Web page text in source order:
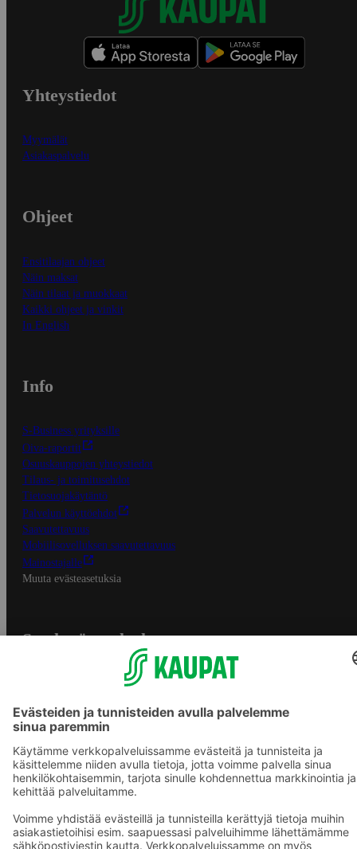
Yhteystiedot
Myymälät
Asiakaspalvelu
Ohjeet
Ensitilaajan ohjeet
Näin maksat
Näin tilaat ja muokkaat
Kaikki ohjeet ja vinkit
In English
Info
S-Business yrityksille
Oiva-raportit
Osuuskauppojen yhteystiedot
Tilaus- ja toimitusehdot
Tietosuojakäytäntö
Palvelun käyttöehdot
Saavutettavuus
Mobiilisovelluksen saavutettavuus
Mainostajalle
Muuta evästeasetuksia
S-ryhmän palvelut
Yhteishyvä Ruoka -sovellus
S-ostoslista -sovellus
Prisma.fi
Sokos.fi
S-Pankki
Sokos Hotels
Raflaamo